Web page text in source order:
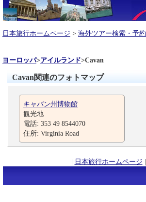
日本旅行ホームページ > 海外ツアー検索・予約
ヨーロッパ>アイルランド>Cavan
Cavan関連のフォトマップ
キャバン州博物館
観光地
電話: 353 49 8544070
住所: Virginia Road
| 日本旅行ホームページ |